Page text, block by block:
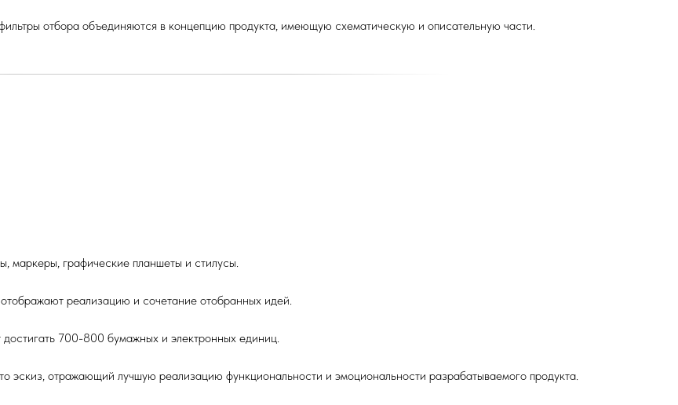
отбора объединяются в концепцию продукта, имеющую схематическую и описательную части.
маркеры, графические планшеты и стилусы.
реализацию и сочетание отобранных идей.
700-800 бумажных и электронных единиц.
эскиз, отражающий лучшую реализацию функциональности и эмоциональности разрабатываемого продукта.